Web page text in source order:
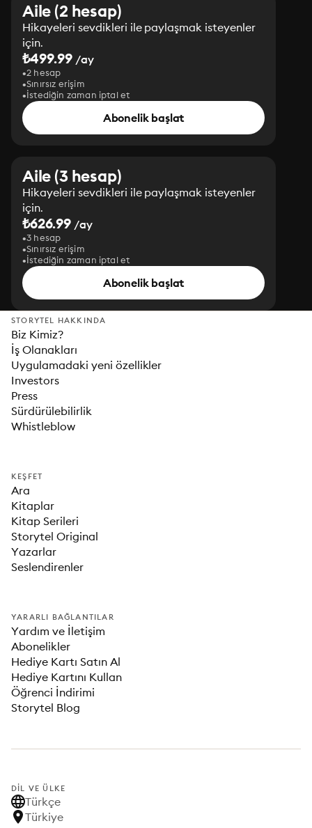
Aile (2 hesap)
Hikayeleri sevdikleri ile paylaşmak isteyenler
için.
₺499.99 /ay
2 hesap
Sınırsız erişim
İstediğin zaman iptal et
Abonelik başlat
Aile (3 hesap)
Hikayeleri sevdikleri ile paylaşmak isteyenler
için.
₺626.99 /ay
3 hesap
Sınırsız erişim
İstediğin zaman iptal et
Abonelik başlat
STORYTEL HAKKINDA
Biz Kimiz?
İş Olanakları
Uygulamadaki yeni özellikler
Investors
Press
Sürdürülebilirlik
Whistleblow
KEŞFET
Ara
Kitaplar
Kitap Serileri
Storytel Original
Yazarlar
Seslendirenler
YARARLI BAĞLANTILAR
Yardım ve İletişim
Abonelikler
Hediye Kartı Satın Al
Hediye Kartını Kullan
Öğrenci İndirimi
Storytel Blog
DIL VE ÜLKE
Türkçe
Türkiye